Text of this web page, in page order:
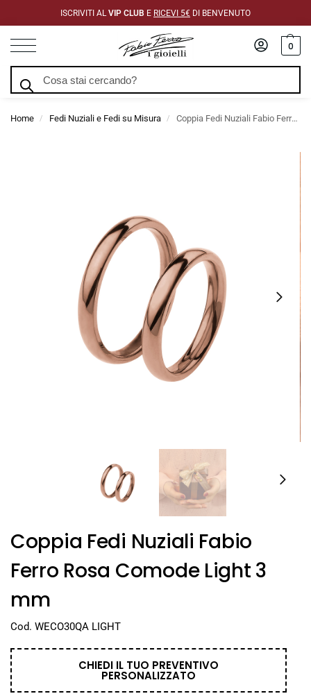
ISCRIVITI AL VIP CLUB E RICEVI 5€ DI BENVENUTO
0
Home / Fedi Nuziali e Fedi su Misura / Coppia Fedi Nuziali Fabio Ferro Rosa Comode Light 3 mm
Coppia Fedi Nuziali Fabio
Ferro Rosa Comode Light 3
mm
Cod. WECO30QA LIGHT
CHIEDI IL TUO PREVENTIVO
PERSONALIZZATO